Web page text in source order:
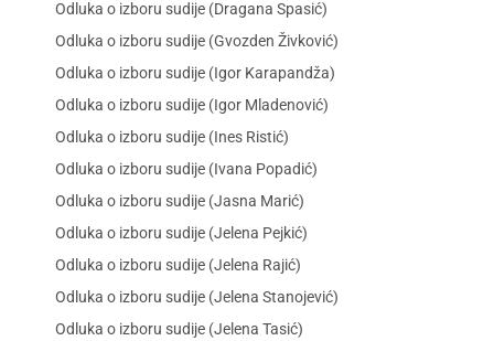
Odluka o izboru sudije (Dragana Spasić)
Odluka o izboru sudije (Gvozden Živković)
Odluka o izboru sudije (Igor Karapandža)
Odluka o izboru sudije (Igor Mladenović)
Odluka o izboru sudije (Ines Ristić)
Odluka o izboru sudije (Ivana Popadić)
Odluka o izboru sudije (Jasna Marić)
Odluka o izboru sudije (Jelena Pejkić)
Odluka o izboru sudije (Jelena Rajić)
Odluka o izboru sudije (Jelena Stanojević)
Odluka o izboru sudije (Jelena Tasić)